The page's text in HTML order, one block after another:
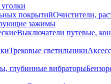
покрытийОчистители,
зажимы
Выключатели путевые,
Трековые светильники
глубинные вибраторы